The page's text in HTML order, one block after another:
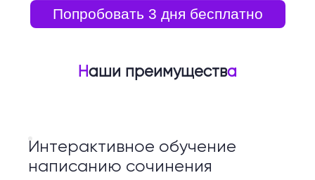
Попробовать 3 дня бесплатно
Наши преимущества
Интерактивное обучение
написанию сочинения